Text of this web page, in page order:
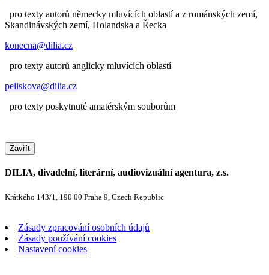
pro texty autorů německy mluvících oblastí a z románských zemí,
Skandinávských zemí, Holandska a Řecka
konecna@dilia.cz
pro texty autorů anglicky mluvících oblastí
peliskova@dilia.cz
pro texty poskytnuté amatérským souborům
Zavřít
DILIA, divadelní, literární, audiovizuální agentura, z.s.
Krátkého 143/1, 190 00 Praha 9, Czech Republic
Zásady zpracování osobních údajů
Zásady používání cookies
Nastavení cookies